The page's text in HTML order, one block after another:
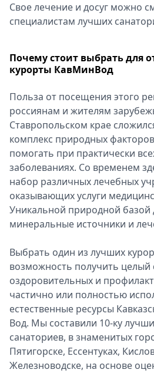
Свое лечение и досуг можно
специалистам лучших
Почему стоит выбрать для
курорты КавМинВод
Польза от посещения этого
россиянам и жителям
Ставропольском крае
комплекс природных
помогать при практически
заболеваниях. Со временем
набор различных лечебных
оказывающих услуги
Уникальной природной базой
минеральные источники и
Выбрать один из лучших
возможность получить целый
оздоровительных и
частично или полностью
естественные ресурсы
Вод. Мы составили 10-ку
санаториев, в знаменитых
Пятигорске, Ессентуках,
Железноводске, на основе